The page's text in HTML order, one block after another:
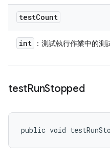
testCount
int ：測試執行作業中的測
testRunStopped
public void